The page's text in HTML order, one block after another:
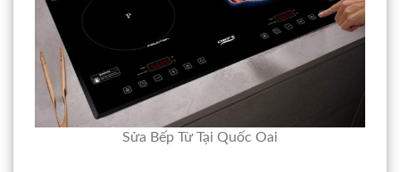
Sửa Bếp Từ Tại Quốc Oai